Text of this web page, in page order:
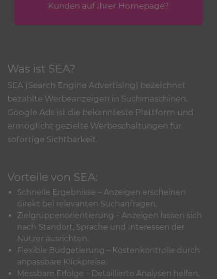
Kunden auf Ihrer Homepage?
Was ist SEA?
SEA (Search Engine Advertising) bezeichnet
bezahlte Werbeanzeigen in Suchmaschinen.
Google Ads ist die bekannteste Plattform und
ermöglicht gezielte Werbeschaltungen für
sofortige Sichtbarkeit.
Vorteile von SEA:
Schnelle Ergebnisse – Anzeigen erscheinen
direkt bei relevanten Suchanfragen.
Zielgruppenorientierung – Anzeigen lassen sich
nach Standort, Sprache und Interessen der
Nutzer ausrichten.
Flexible Budgetierung – Kostenkontrolle durch
anpassbare Klickpreise.
Messbare Erfolge – Detaillierte Analysen helfen,